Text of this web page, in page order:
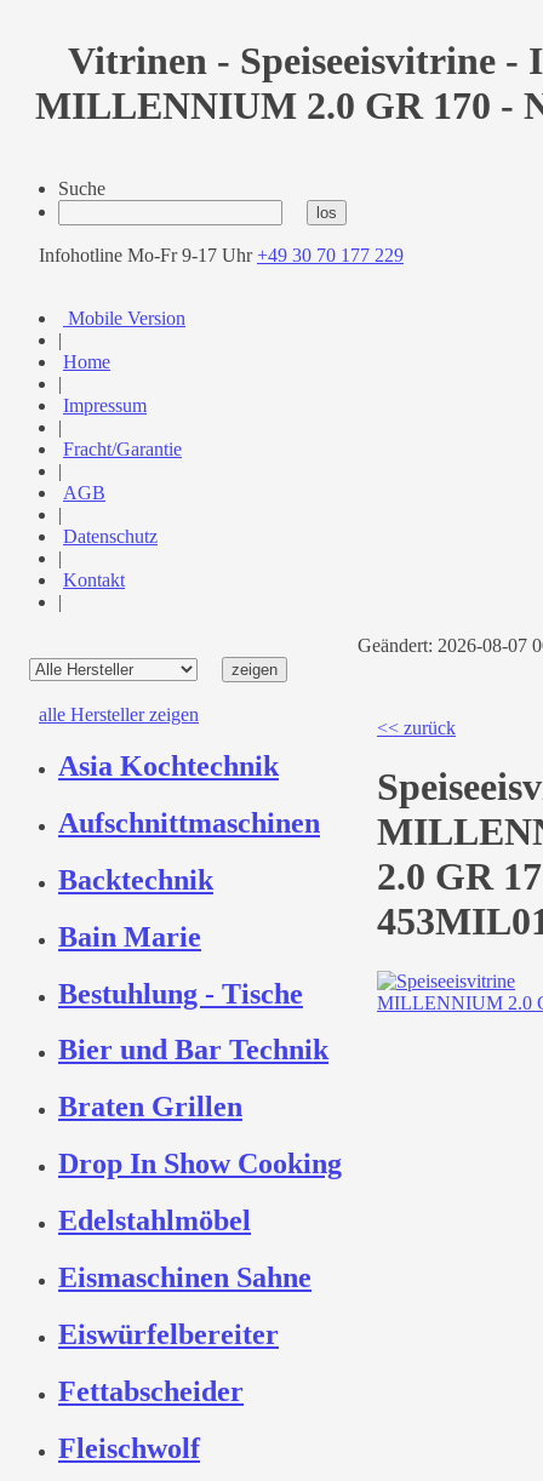
Vitrinen - Speiseeisvitrine -
MILLENNIUM 2.0 GR 170 -
Suche
Infohotline Mo-Fr 9-17 Uhr+49 30 70 177 229
Mobile Version
|
Home
|
Impressum
|
Fracht/Garantie
|
AGB
|
Datenschutz
|
Kontakt
|
alle Hersteller zeigen
Asia Kochtechnik
Aufschnittmaschinen
Backtechnik
Bain Marie
Bestuhlung - Tische
Bier und Bar Technik
Braten Grillen
Drop In Show Cooking
Edelstahlmöbel
Eismaschinen Sahne
Eiswürfelbereiter
Fettabscheider
Fleischwolf
Geändert: 2026-08-07
<< zurück
2.0 GR